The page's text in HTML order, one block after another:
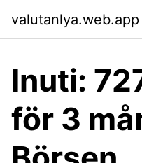
valutanlya.web.app
Inuti:
för 3